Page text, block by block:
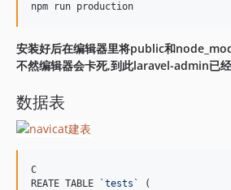
安装好后在编辑器里将public和
不然编辑器会卡死,到此laravel-admin已
数据表
C
REATE TABLE
`tests `